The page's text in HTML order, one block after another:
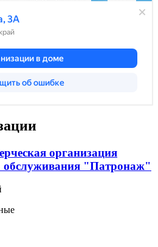
организация
обслуживания "Патронаж"